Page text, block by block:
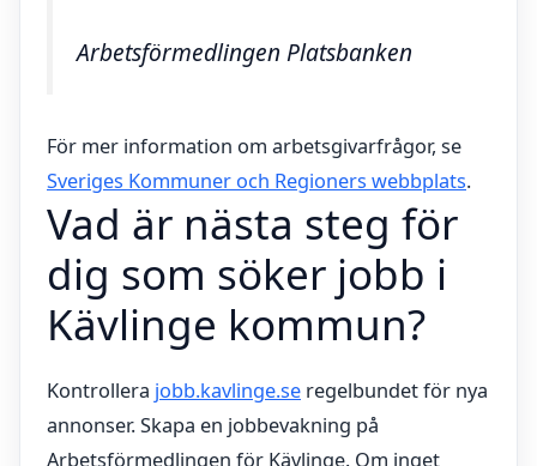
Arbetsförmedlingen Platsbanken
För mer information om arbetsgivarfrågor, se
Sveriges Kommuner och Regioners webbplats.
Vad är nästa steg för
dig som söker jobb i
Kävlinge kommun?
Kontrollera jobb.kavlinge.se regelbundet för nya
annonser. Skapa en jobbevakning på
Arbetsförmedlingen för Kävlinge. Om inget